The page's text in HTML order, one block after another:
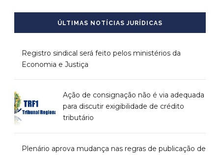
ÚLTIMAS NOTÍCIAS JURÍDICAS
Registro sindical será feito pelos ministérios da
Economia e Justiça
Ação de consignação não é via adequada
para discutir exigibilidade de crédito
tributário
Plenário aprova mudança nas regras de publicação de